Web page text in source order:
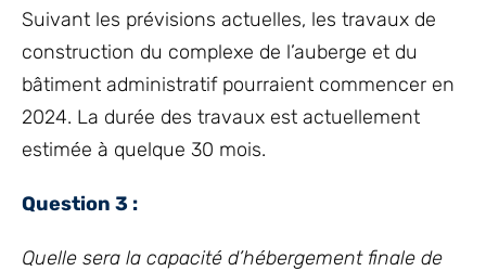
Suivant les prévisions actuelles, les travaux de
construction du complexe de l’auberge et du
bâtiment administratif pourraient commencer en
2024. La durée des travaux est actuellement
estimée à quelque 30 mois.
Question 3 :
Quelle sera la capacité d’hébergement finale de